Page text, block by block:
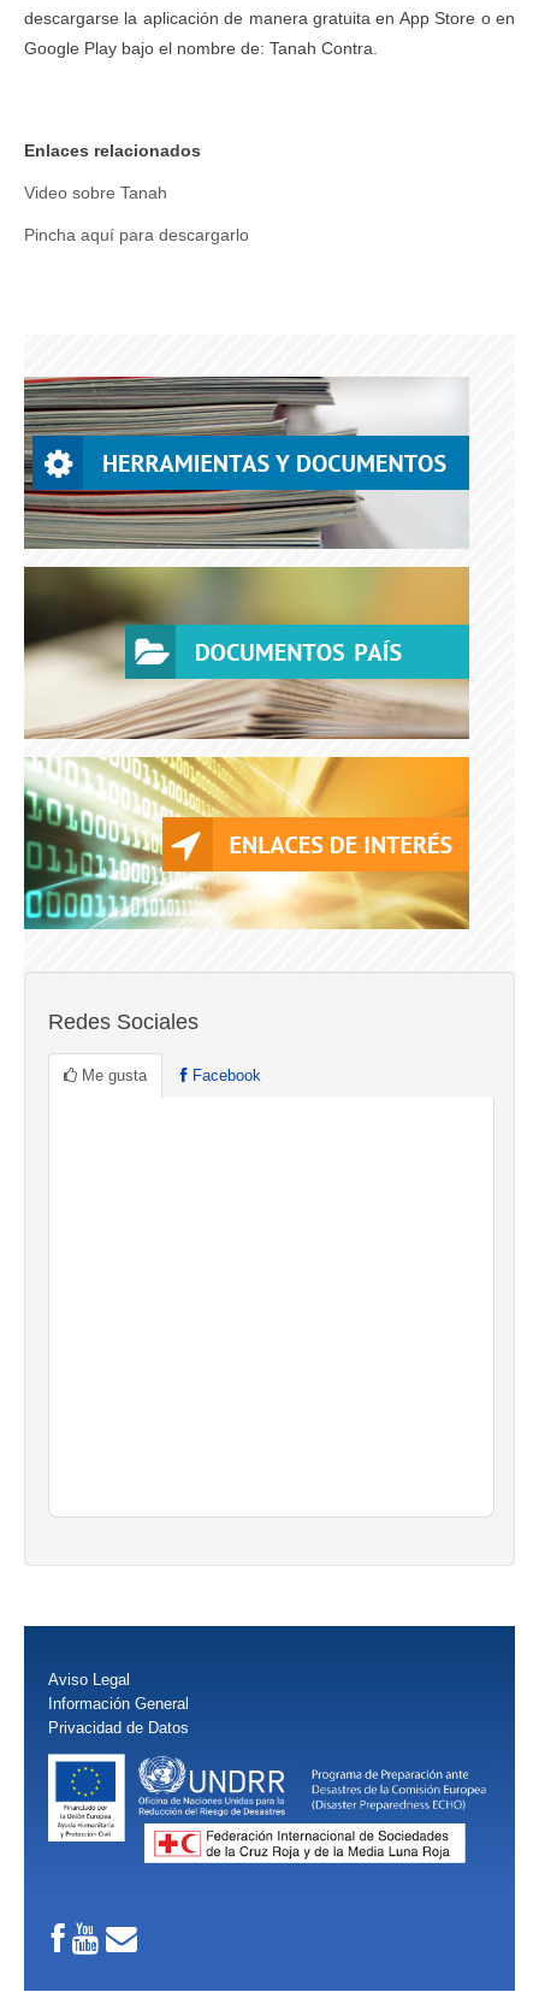
descargarse la aplicación de manera gratuita en App Store o en
Google Play bajo el nombre de: Tanah Contra.
Enlaces relacionados
Video sobre Tanah
Pincha aquí para descargarlo
Redes Sociales
Me gusta Facebook
Aviso Legal
Información General
Privacidad de Datos